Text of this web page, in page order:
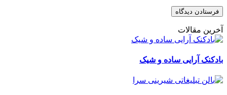
آخرین مقالات
بادکنک آرایی ساده و شیک